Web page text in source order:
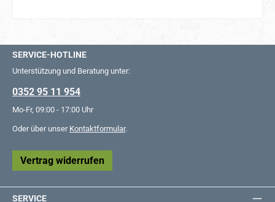
SERVICE-HOTLINE
Unterstützung und Beratung unter:
0352 95 11 954
Mo-Fr, 09:00 - 17:00 Uhr
Oder über unser Kontaktformular.
Vertrag widerrufen
SERVICE